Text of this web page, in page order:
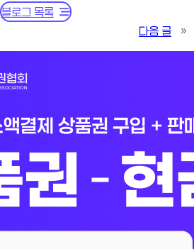
블로그 목록
다음 글
»